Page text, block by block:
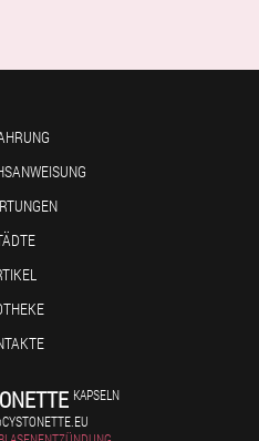
KAPSELN